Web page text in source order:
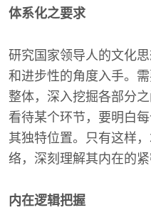
体系化之要求
研究国家领导人的文化
和进步性的角度入手。
整体，深入挖掘各部分
看待某个环节，要明白
其独特位置。只有这样
络，深刻理解其内在的紧
内在逻辑把握